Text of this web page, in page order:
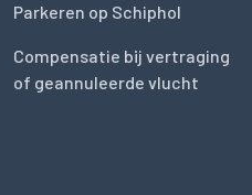
Parkeren op Schiphol
Compensatie bij vertraging
of geannuleerde vlucht